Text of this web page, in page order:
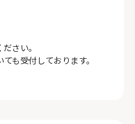
さい。
も受付しております。